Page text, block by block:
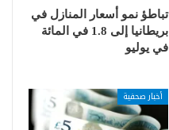
تباطؤ نمو أسعار المنازل في
بريطانيا إلى 1.8 في المائة
في يوليو
أخبار صحفية